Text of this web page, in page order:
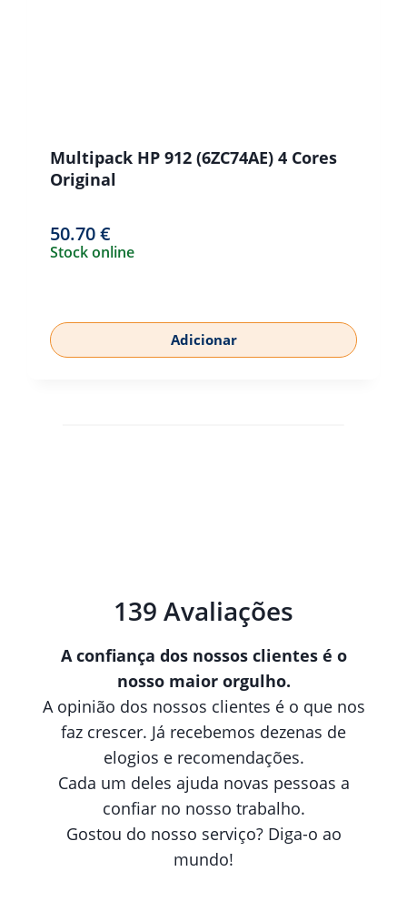
Multipack HP 912 (6ZC74AE) 4 Cores
Original
50.70€
Stock online
Adicionar
139 Avaliações
A confiança dos nossos clientes é o
nosso maior orgulho.
A opinião dos nossos clientes é o que nos
faz crescer. Já recebemos dezenas de
elogios e recomendações.
Cada um deles ajuda novas pessoas a
confiar no nosso trabalho.
Gostou do nosso serviço? Diga-o ao
mundo!